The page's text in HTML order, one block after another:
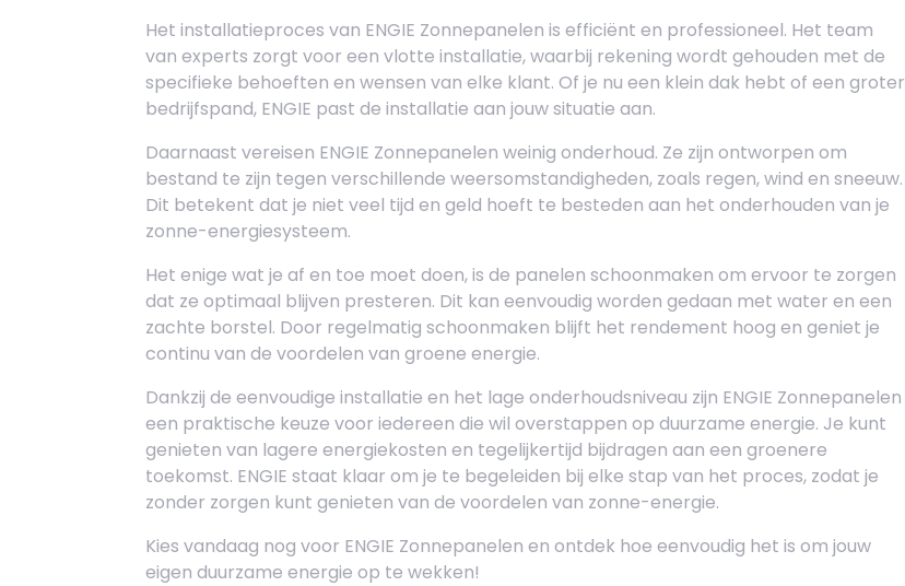
Het installatieproces van ENGIE Zonnepanelen is efficiënt en professioneel. Het team
van experts zorgt voor een vlotte installatie, waarbij rekening wordt gehouden met de
specifieke behoeften en wensen van elke klant. Of je nu een klein dak hebt of een groter
bedrijfspand, ENGIE past de installatie aan jouw situatie aan.
Daarnaast vereisen ENGIE Zonnepanelen weinig onderhoud. Ze zijn ontworpen om
bestand te zijn tegen verschillende weersomstandigheden, zoals regen, wind en sneeuw.
Dit betekent dat je niet veel tijd en geld hoeft te besteden aan het onderhouden van je
zonne-energiesysteem.
Het enige wat je af en toe moet doen, is de panelen schoonmaken om ervoor te zorgen
dat ze optimaal blijven presteren. Dit kan eenvoudig worden gedaan met water en een
zachte borstel. Door regelmatig schoonmaken blijft het rendement hoog en geniet je
continu van de voordelen van groene energie.
Dankzij de eenvoudige installatie en het lage onderhoudsniveau zijn ENGIE Zonnepanelen
een praktische keuze voor iedereen die wil overstappen op duurzame energie. Je kunt
genieten van lagere energiekosten en tegelijkertijd bijdragen aan een groenere
toekomst. ENGIE staat klaar om je te begeleiden bij elke stap van het proces, zodat je
zonder zorgen kunt genieten van de voordelen van zonne-energie.
Kies vandaag nog voor ENGIE Zonnepanelen en ontdek hoe eenvoudig het is om jouw
eigen duurzame energie op te wekken!